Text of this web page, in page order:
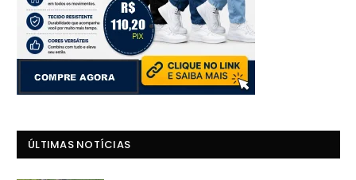
ÚLTIMAS NOTÍCIAS